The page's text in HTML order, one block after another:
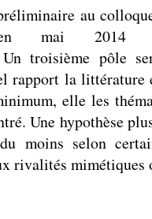
au
en mai
Un troisième pôle
rapport la littérature
elle les
Une hypothèse
moins selon
rivalités mimétiques